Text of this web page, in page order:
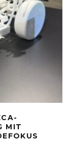
MIT